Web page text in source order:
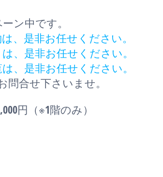
ン中です。
、是非お任せください。
、是非お任せください。
、是非お任せください。
問合せ下さいませ。
（※1階のみ）